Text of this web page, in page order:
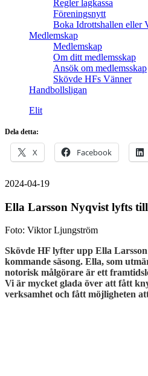
Regler lagkassa
Föreningsnytt
Boka Idrottshallen eller
Medlemskap
Medlemskap
Om ditt medlemsskap
Ansök om medlemsskap
Skövde HFs Vänner
Handbollsligan
Elit
Dela detta:
X Facebook
2024-04-19
Ella Larsson Nyqvist lyfts
Foto: Viktor Ljungström
Skövde HF lyfter upp Ella
kommande säsong. Ella, som
notorisk målgörare är ett
Vi är mycket glada över att fått
verksamhet och fått möjligheten